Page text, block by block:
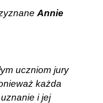
Annie
uczniom jury
każda
i jej